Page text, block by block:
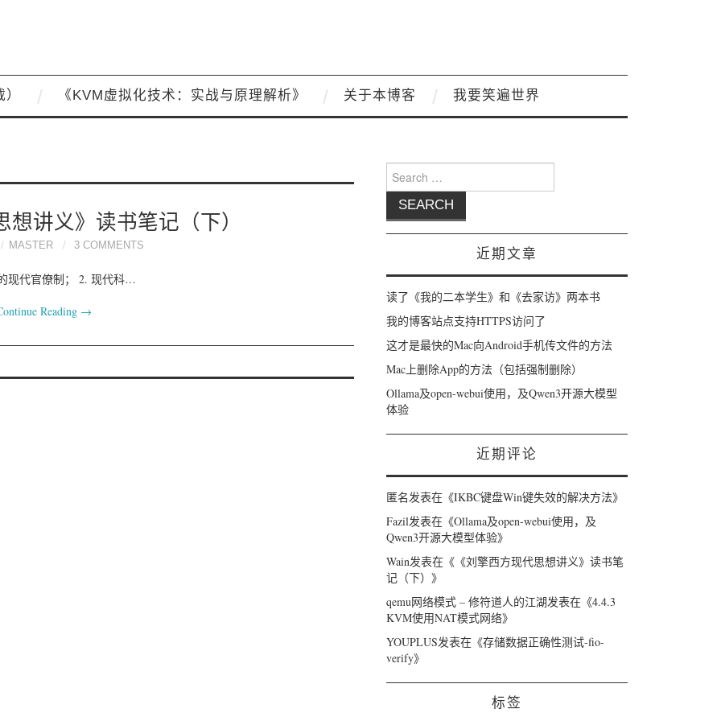
《KVM虚拟化技术：实战与原理解析》 关于本博客 我要笑遍世界
想讲义》读书笔记（下）
MASTER 3 COMMENTS
现代官僚制； 2. 现代科…
Reading →
Search for:
近期文章
读了《我的二本学生》和《去家访》两本书
我的博客站点支持HTTPS访问了
这才是最快的Mac向Android手机传文件的方法
Mac上删除App的方法（包括强制删除）
Ollama及open-webui使用，及Qwen3开源大模型
体验
近期评论
匿名发表在《IKBC键盘Win键失效的解决方法》
Fazil发表在《Ollama及open-webui使用，及
Qwen3开源大模型体验》
Wain发表在《《刘擎西方现代思想讲义》读书笔
记（下） 》
qemu网络模式 – 修符道人的江湖发表在《4.4.3
KVM使用NAT模式网络》
YOUPLUS发表在《存储数据正确性测试-fio-
verify》
标签